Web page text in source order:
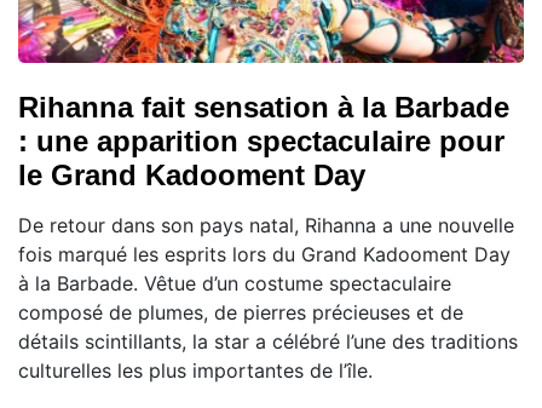
Rihanna fait sensation à la Barbade
: une apparition spectaculaire pour
le Grand Kadooment Day
De retour dans son pays natal, Rihanna a une nouvelle
fois marqué les esprits lors du Grand Kadooment Day
à la Barbade. Vêtue d’un costume spectaculaire
composé de plumes, de pierres précieuses et de
détails scintillants, la star a célébré l’une des traditions
culturelles les plus importantes de l’île.